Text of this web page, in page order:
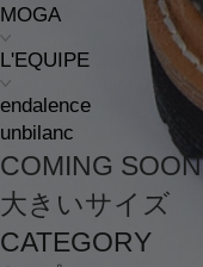
MOGA
L'EQUIPE
endalence
unbilanc
COMING SOON
大きいサイズ
CATEGORY